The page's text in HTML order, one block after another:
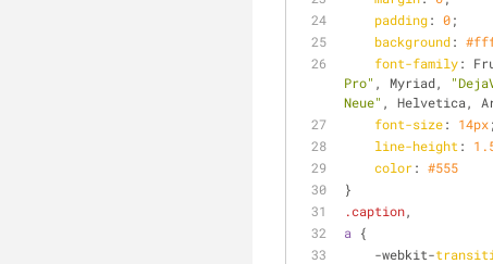
padding: 0;
background:
font-family:
Pro" , Myriad,
Neue" , Helvetica,
font-size: 14px;
line-height :
color: #555
}
.caption,
a {
    -webkit-